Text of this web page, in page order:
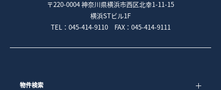
〒220-0004 神奈川県横浜市西区北幸1-11-15
横浜STビル1F
TEL：045-414-9110 FAX：045-414-9111
物件検索